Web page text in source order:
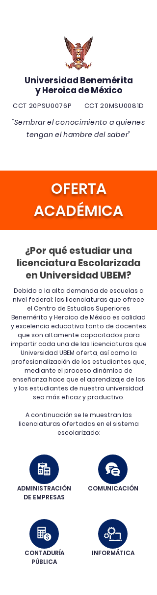
Universidad Benemérita
y Heroica de México
CCT 20PSU0076P CCT 20MSU0081D
"Sembrar el conocimiento a quienes
tengan el hambre del saber"
OFERTA
ACADÉMICA
¿Por qué estudiar una
licenciatura Escolarizada
en Universidad UBEM?
Debido a la alta demanda de escuelas a
nivel federal; las licenciaturas que ofrece
el Centro de Estudios Superiores
Benemérito y Heroico de México es calidad
y excelencia educativa tanto de docentes
que son altamente capacitados para
impartir cada una de las licenciaturas que
Universidad UBEM oferta, así como la
profesionalización de los estudiantes que,
mediante el proceso dinámico de
enseñanza hace que el aprendizaje de las
y los estudiantes de nuestra universidad
sea más eficaz y productivo.
A continuación se le muestran las
licenciaturas ofertadas en el sistema
escolarizado:
ADMINISTRACIÓN
DE EMPRESAS
CONTADURÍA
PÚBLICA
COMUNICACIÓN
INFORMÁTICA